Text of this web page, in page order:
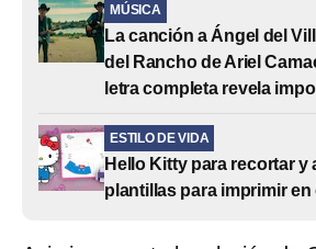
MÚSICA
La canción a Ángel del
del Rancho de Ariel
letra completa revela
ESTILO DE VIDA
Hello Kitty para recortar y
plantillas para imprimir en